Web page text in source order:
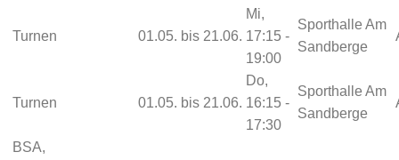
Turnen 01.05. bis 21.06.
Mi,
17:15 -
19:00
Sporthalle Am
Sandberge
Turnen 01.05. bis 21.06.
Do,
16:15 -
17:30
Sporthalle Am
Sandberge
BSA,